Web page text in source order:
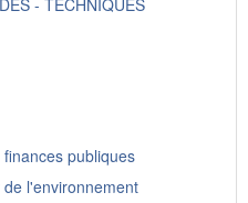
finances publiques
l'environnement